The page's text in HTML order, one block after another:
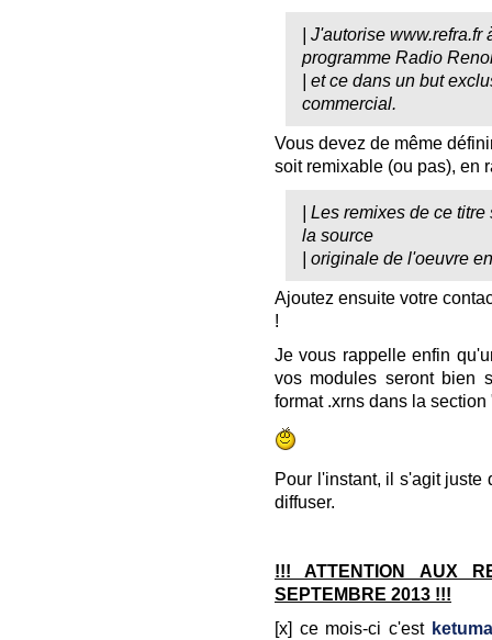
| J'autorise www.refra.fr
programme Radio
| et ce dans un but
commercial.
Vous devez de même
soit remixable (ou pas), en
| Les remixes de ce
la source
| originale de l'oeuvre
Ajoutez ensuite votre
!
Je vous rappelle enfin
vos modules seront bien
format .xrns dans la section
Pour l'instant, il s'agit juste
diffuser.
!!! ATTENTION AUX
SEPTEMBRE 2013 !!!
[x] ce mois-ci c'est